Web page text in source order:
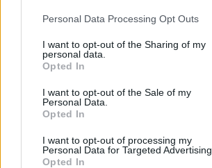
Personal Data Processing Opt Outs
I want to opt-out of the Sharing of my
personal data.
Opted In
I want to opt-out of the Sale of my
Personal Data.
Opted In
I want to opt-out of processing my
Personal Data for Targeted Advertising.
Opted In